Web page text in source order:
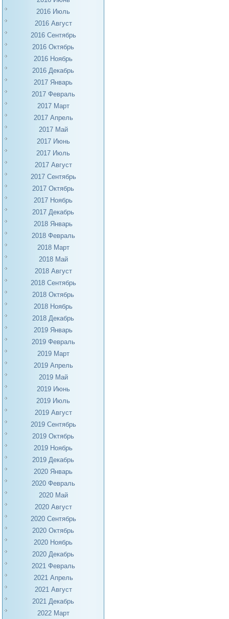
2016 Июль
2016 Август
2016 Сентябрь
2016 Октябрь
2016 Ноябрь
2016 Декабрь
2017 Январь
2017 Февраль
2017 Март
2017 Апрель
2017 Май
2017 Июнь
2017 Июль
2017 Август
2017 Сентябрь
2017 Октябрь
2017 Ноябрь
2017 Декабрь
2018 Январь
2018 Февраль
2018 Март
2018 Май
2018 Август
2018 Сентябрь
2018 Октябрь
2018 Ноябрь
2018 Декабрь
2019 Январь
2019 Февраль
2019 Март
2019 Апрель
2019 Май
2019 Июнь
2019 Июль
2019 Август
2019 Сентябрь
2019 Октябрь
2019 Ноябрь
2019 Декабрь
2020 Январь
2020 Февраль
2020 Май
2020 Август
2020 Сентябрь
2020 Октябрь
2020 Ноябрь
2020 Декабрь
2021 Февраль
2021 Апрель
2021 Август
2021 Декабрь
2022 Март